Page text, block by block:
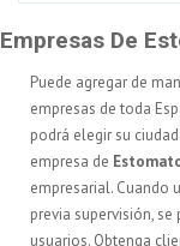
Empresas De
Puede agregar de
empresas de toda
podrá elegir su
empresa de
empresarial. Cuando
previa supervisión,
usuarios. Obtenga